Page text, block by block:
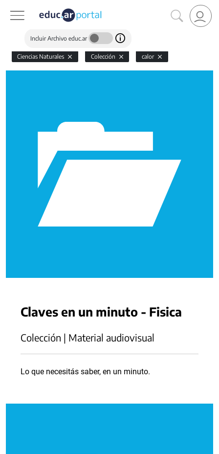
Incluir Archivo educ.ar
Ciencias Naturales Colección calor
Claves en un minuto - Fisica
Colección | Material audiovisual
Lo que necesitás saber, en un minuto.